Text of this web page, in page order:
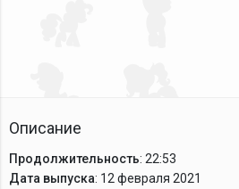
Описание
Продолжительность: 22:53
Дата выпуска: 12 февраля 2021